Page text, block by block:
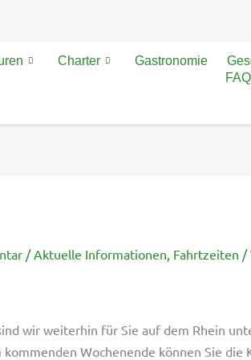
Charter Gastronomie
/ Aktuelle Informationen Fahrtzeiten /
wir weiterhin für Sie auf dem Rhein
kommenden Wochenende können Sie die